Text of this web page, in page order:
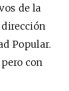
de la
Popular.
con